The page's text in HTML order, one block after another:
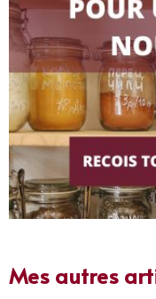
Mes autres